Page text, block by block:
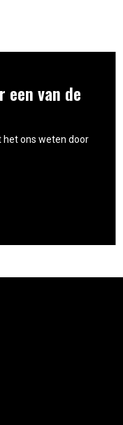
een van de
het ons weten door